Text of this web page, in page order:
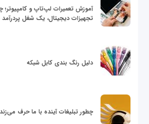
آموزش تعمیرات لپ‌تاپ و کامپیوتر؛
تجهیزات دیجیتال، یک شغل پردرآمد
دلیل رنگ بندی کابل شبکه
چطور تبلیغات آینده با ما حرف